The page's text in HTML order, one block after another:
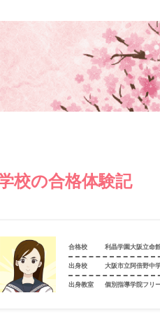
校の合格体験記
合格校 利晶学園大阪立命
出身校 大阪市立阿倍野中
出身教室 個別指導学院フリ